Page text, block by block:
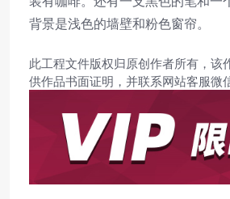
背景是浅色的墙壁和粉色窗帘。
此工程文件版权归原创作者所有，
供作品书面证明，并联系网站客服微